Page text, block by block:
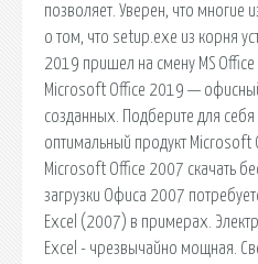
позволяет. Уверен, что многие
о том, что setup.exe из корня
2019 пришел на смену MS
Microsoft Office 2019 —
созданных. Подберите для
оптимальный продукт Microsoft
Microsoft Office 2007 скачать
загрузки Офиса 2007
Excel (2007) в примерах.
Excel - чрезвычайно мощная.